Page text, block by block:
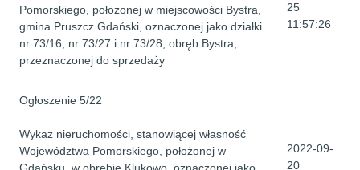
Pomorskiego, położonej w miejscowości Bystra,
gmina Pruszcz Gdański, oznaczonej jako działki
nr 73/16, nr 73/27 i nr 73/28, obręb Bystra,
przeznaczonej do sprzedaży
25
11:57:26
Ogłoszenie 5/22
Wykaz nieruchomości, stanowiącej własność
Województwa Pomorskiego, położonej w
2022-09-
20